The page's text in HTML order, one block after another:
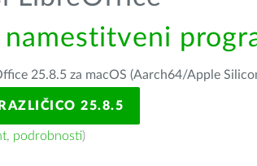
25.8.5 za macOS (Aarch64/Apple
25.8.5
, podrobnosti)